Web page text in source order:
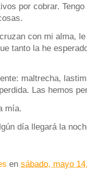
por cobrar.
con mi alma,
tanto la he
maltrecha,
Las hemos
mía.
día llegará la
en sábado, mayo